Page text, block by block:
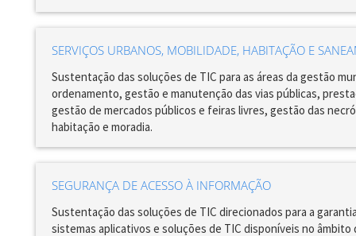
SERVIÇOS URBANOS, MOBILIDADE, HABITAÇÃO E
Sustentação das soluções de TIC para as áreas da gestão
ordenamento, gestão e manutenção das vias públicas,
gestão de mercados públicos e feiras livres, gestão das
habitação e moradia.
SEGURANÇA DE ACESSO À INFORMAÇÃO
Sustentação das soluções de TIC direcionados para a
sistemas aplicativos e soluções de TIC disponíveis no